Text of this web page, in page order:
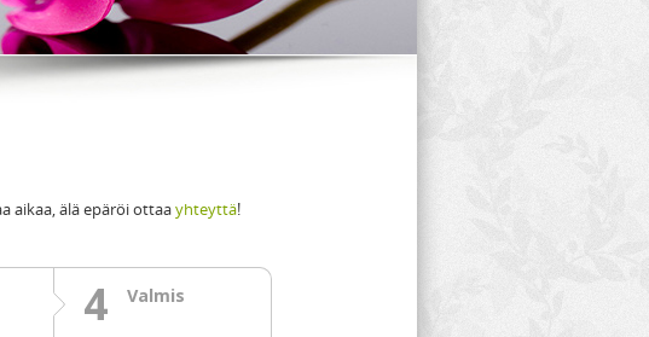
aikaa, älä epäröi ottaayhteyttä!